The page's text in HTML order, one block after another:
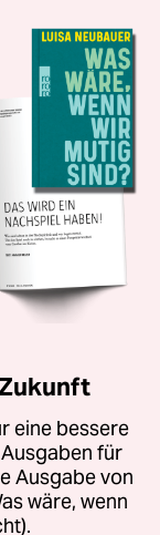
eine bessere
für
Ausgabe von
wäre, wenn